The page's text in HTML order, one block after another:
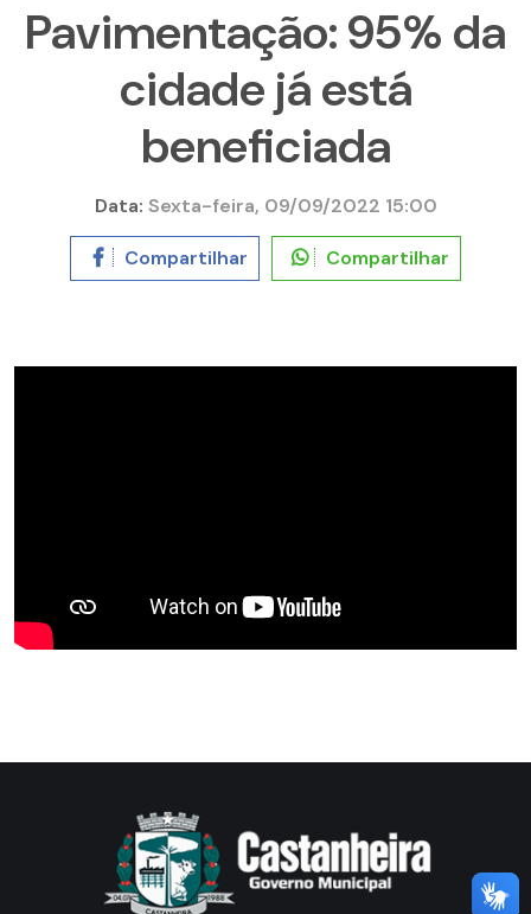
Pavimentação: 95% da
cidade já está
beneficiada
Data: Sexta-feira, 09/09/2022 15:00
Compartilhar Compartilhar